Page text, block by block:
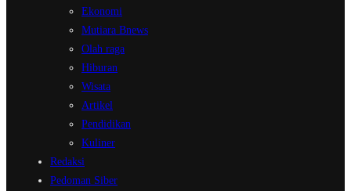
Ekonomi
Mutiara Bnews
Olah raga
Hiburan
Wisata
Artikel
Pendidikan
Kuliner
Redaksi
Pedoman Siber